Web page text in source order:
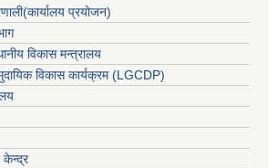
प्रयोजन)
विकास मन्त्रालय
विकास कार्यक्रम (LGCDP)
केन्द्र